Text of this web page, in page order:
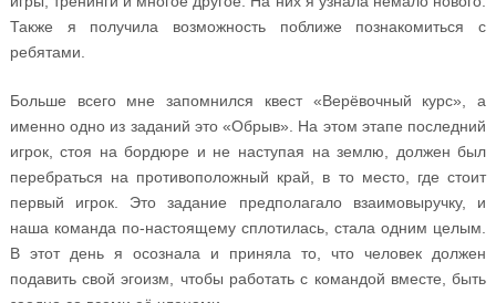
Также я получила возможность поближе познакомиться с
ребятами.
Больше всего мне запомнился квест «Верёвочный курс», а
именно одно из заданий это «Обрыв». На этом этапе последний
игрок, стоя на бордюре и не наступая на землю, должен был
перебраться на противоположный край, в то место, где стоит
первый игрок. Это задание предполагало взаимовыручку, и
наша команда по-настоящему сплотилась, стала одним целым.
В этот день я осознала и приняла то, что человек должен
подавить свой эгоизм, чтобы работать с командой вместе, быть